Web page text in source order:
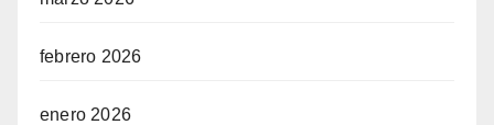
febrero 2026
enero 2026